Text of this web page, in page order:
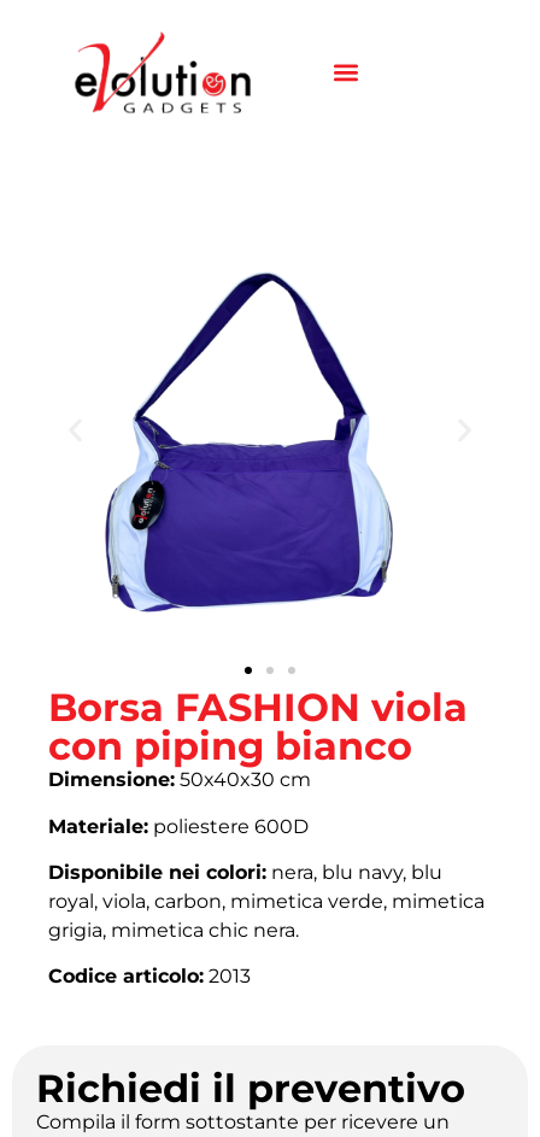
Borsa FASHION viola
con piping bianco
Dimensione: 50x40x30 cm
Materiale: poliestere 600D
Disponibile nei colori: nera, blu navy, blu
royal, viola, carbon, mimetica verde, mimetica
grigia, mimetica chic nera.
Codice articolo: 2013
Richiedi il preventivo
Compila il form sottostante per ricevere un